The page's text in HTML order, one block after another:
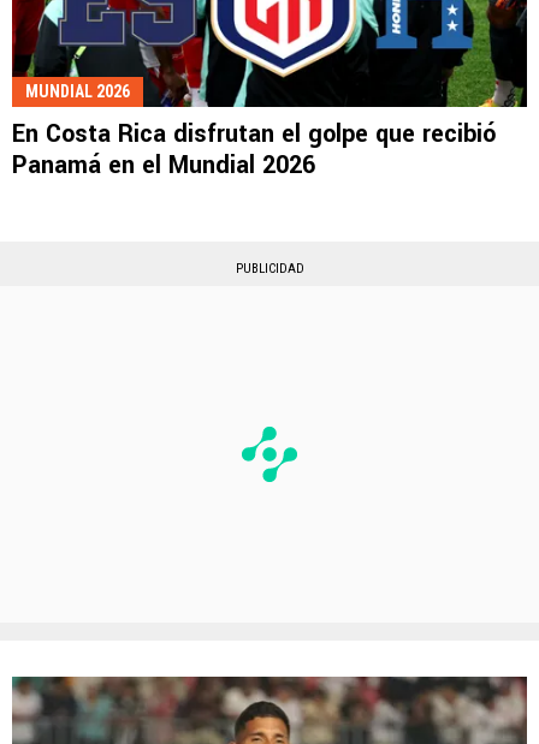
MUNDIAL 2026
En Costa Rica disfrutan el golpe que recibió
Panamá en el Mundial 2026
PUBLICIDAD